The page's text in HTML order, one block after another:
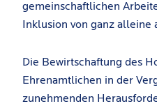
gemeinschaftlichen
Inklusion von ganz alleine
Die Bewirtschaftung des
Ehrenamtlichen in der
zunehmenden